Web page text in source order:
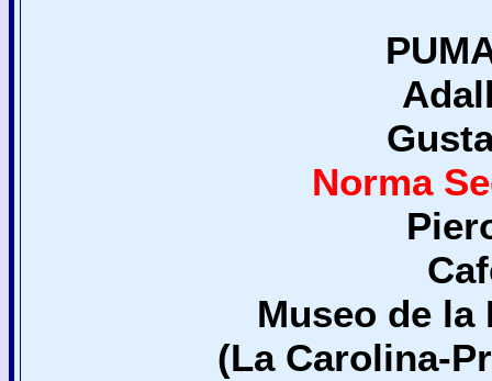
Norma
Museo de la
(La Carolina-